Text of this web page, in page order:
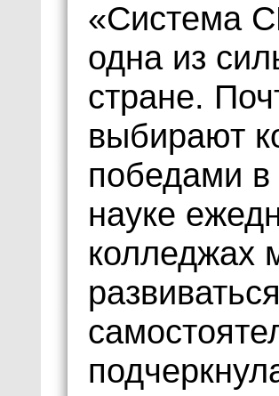
«Система
одна из
стране.
выбирают
победами в
науке
колледжах